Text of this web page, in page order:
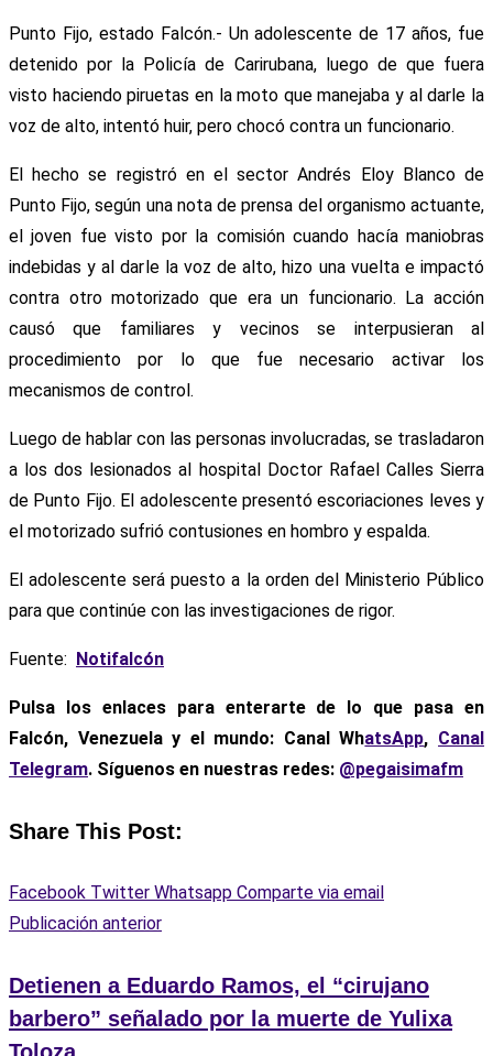
Punto Fijo, estado Falcón.- Un adolescente de 17 años, fue
detenido por la Policía de Carirubana, luego de que fuera
visto haciendo piruetas en la moto que manejaba y al darle la
voz de alto, intentó huir, pero chocó contra un funcionario.
El hecho se registró en el sector Andrés Eloy Blanco de
Punto Fijo, según una nota de prensa del organismo actuante,
el joven fue visto por la comisión cuando hacía maniobras
indebidas y al darle la voz de alto, hizo una vuelta e impactó
contra otro motorizado que era un funcionario. La acción
causó que familiares y vecinos se interpusieran al
procedimiento por lo que fue necesario activar los
mecanismos de control.
Luego de hablar con las personas involucradas, se trasladaron
a los dos lesionados al hospital Doctor Rafael Calles Sierra
de Punto Fijo. El adolescente presentó escoriaciones leves y
el motorizado sufrió contusiones en hombro y espalda.
El adolescente será puesto a la orden del Ministerio Público
para que continúe con las investigaciones de rigor.
Fuente: Notifalcón
Pulsa los enlaces para enterarte de lo que pasa en
Falcón, Venezuela y el mundo: Canal WhatsApp, Canal
Telegram. Síguenos en nuestras redes: @pegaisimafm
Share This Post:
Facebook Twitter Whatsapp Comparte via email
Publicación anterior
Detienen a Eduardo Ramos, el “cirujano
barbero” señalado por la muerte de Yulixa